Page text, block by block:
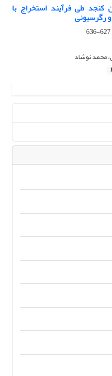
طی فرآیند استخراج با
رگرسیونی
627-636
محمد نوشاد